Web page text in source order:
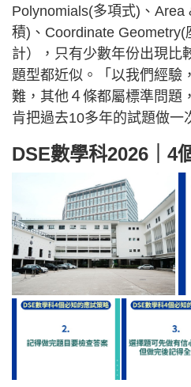
Polynomials(多項式)、Area
積)、Coordinate
計），只有少數年份出現比
題型都近似。「以我們經驗
難，其他４條都屬標準問題
肯把過去10多年的試題做一
DSE數學科2026｜4